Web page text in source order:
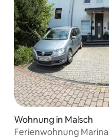
Wohnung in Malsch
Ferienwohnung Marina